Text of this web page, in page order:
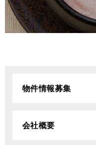
物件情報募集
会社概要